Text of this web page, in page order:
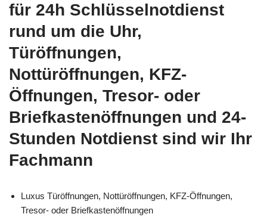
für 24h Schlüsselnotdienst
rund um die Uhr,
Türöffnungen,
Nottüröffnungen, KFZ-
Öffnungen, Tresor- oder
Briefkastenöffnungen und 24-
Stunden Notdienst sind wir Ihr
Fachmann
Luxus Türöffnungen, Nottüröffnungen, KFZ-Öffnungen,
Tresor- oder Briefkastenöffnungen